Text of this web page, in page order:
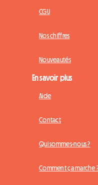
CGU
Nos chiffres
Nouveautés
En savoir plus
Aide
Contact
Qui sommes-nous ?
Comment ça marche